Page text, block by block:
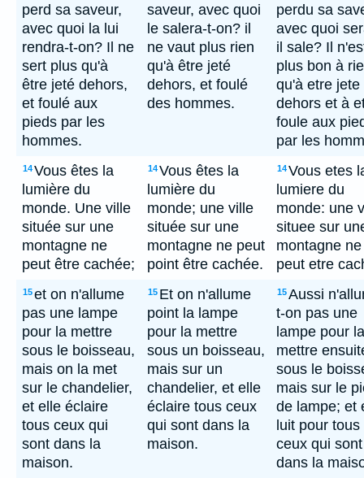
perd sa saveur,
avec quoi la lui
rendra-t-on? Il ne
sert plus qu'à
être jeté dehors,
et foulé aux
pieds par les
hommes.
saveur, avec quoi
le salera-t-on? il
ne vaut plus rien
qu'à être jeté
dehors, et foulé
des hommes.
perdu sa
avec quoi
il sale? Il
plus bon à
qu'à etre jete
dehors et à
foule aux
par les
14Vous êtes la
lumière du
monde. Une ville
située sur une
montagne ne
peut être cachée;
14Vous êtes la
lumière du
monde; une ville
située sur une
montagne ne peut
point être cachée.
14Vous etes
lumiere du
monde: une
situee sur
montagne ne
peut etre
15et on n'allume
pas une lampe
pour la mettre
sous le boisseau,
mais on la met
sur le chandelier,
et elle éclaire
tous ceux qui
sont dans la
maison.
15 Et on n'allume
point la lampe
pour la mettre
sous un boisseau,
mais sur un
chandelier, et elle
éclaire tous ceux
qui sont dans la
maison.
15Aussi
t-on pas une
lampe pour la
mettre
sous le
mais sur le
de lampe; et
luit pour tous
ceux qui sont
dans la